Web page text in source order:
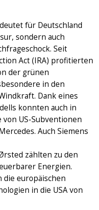
für Deutschland
sondern auch
Seit
Act (IRA) profitierten
der grünen
in den
Dank eines
konnten auch in
von US-Subventionen
Auch Siemens
zählten zu den
Energien.
die europäischen
in die USA von